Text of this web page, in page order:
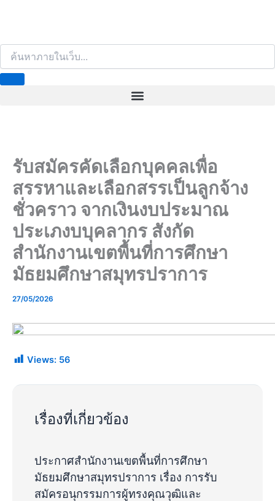
รับสมัครคัดเลือกบุคคลเพื่อ
สรรหาและเลือกสรรเป็นลูกจ้าง
ชั่วคราว จากเงินงบประมาณ
ประเภงบบุคลากร สังกัด
สำนักงานเขตพื้นที่การศึกษา
มัธยมศึกษาสมุทรปราการ
27/05/2026
Views: 56
เรื่องที่เกี่ยวข้อง
ประกาศสำนักงานเขตพื้นที่การศึกษา
มัธยมศึกษาสมุทรปราการ เรื่อง การรับ
สมัครอนุกรรมการผู้ทรงคุณวุฒิและ
r
h